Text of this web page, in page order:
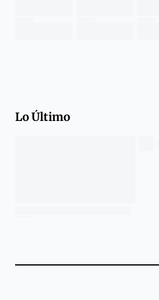
Lo Último